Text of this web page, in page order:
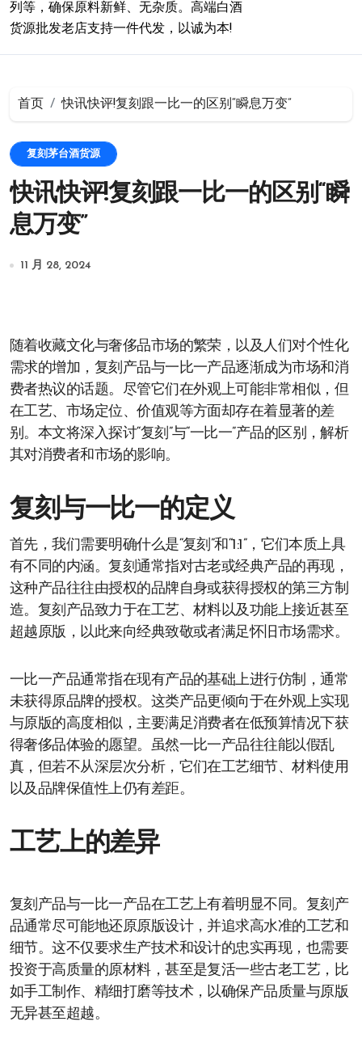
列等，确保原料新鲜、无杂质。高端白酒
货源批发老店支持一件代发，以诚为本!
首页 快讯快评!复刻跟一比一的区别“瞬息万变”
复刻茅台酒货源
快讯快评!复刻跟一比一的区别“瞬
息万变”
11 月 28, 2024
随着收藏文化与奢侈品市场的繁荣，以及人们对个性化
需求的增加，复刻产品与一比一产品逐渐成为市场和消
费者热议的话题。尽管它们在外观上可能非常相似，但
在工艺、市场定位、价值观等方面却存在着显著的差
别。本文将深入探讨“复刻”与“一比一”产品的区别，解析
其对消费者和市场的影响。
复刻与一比一的定义
首先，我们需要明确什么是“复刻”和“1:1”，它们本质上具
有不同的内涵。复刻通常指对古老或经典产品的再现，
这种产品往往由授权的品牌自身或获得授权的第三方制
造。复刻产品致力于在工艺、材料以及功能上接近甚至
超越原版，以此来向经典致敬或者满足怀旧市场需求。
一比一产品通常指在现有产品的基础上进行仿制，通常
未获得原品牌的授权。这类产品更倾向于在外观上实现
与原版的高度相似，主要满足消费者在低预算情况下获
得奢侈品体验的愿望。虽然一比一产品往往能以假乱
真，但若不从深层次分析，它们在工艺细节、材料使用
以及品牌保值性上仍有差距。
工艺上的差异
复刻产品与一比一产品在工艺上有着明显不同。复刻产
品通常尽可能地还原原版设计，并追求高水准的工艺和
细节。这不仅要求生产技术和设计的忠实再现，也需要
投资于高质量的原材料，甚至是复活一些古老工艺，比
如手工制作、精细打磨等技术，以确保产品质量与原版
无异甚至超越。